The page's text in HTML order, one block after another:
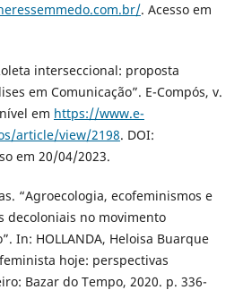
. Acesso em
interseccional: proposta
em Comunicação”. E-Compós, v.
em https://www.e-
article/view/2198. DOI:
em 20/04/2023.
“Agroecologia, ecofeminismos e
decoloniais no movimento
In: HOLLANDA, Heloisa Buarque
hoje: perspectivas
Bazar do Tempo, 2020. p. 336-